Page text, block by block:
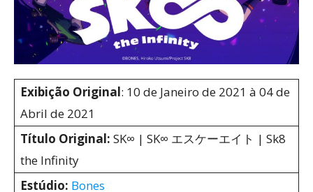
Exibição Original: 10 de Janeiro de 2021 à 04 de
Abril de 2021
Título Original: SK∞ | SK∞ エスケーエイト | Sk8
the Infinity
Estúdio: Bones